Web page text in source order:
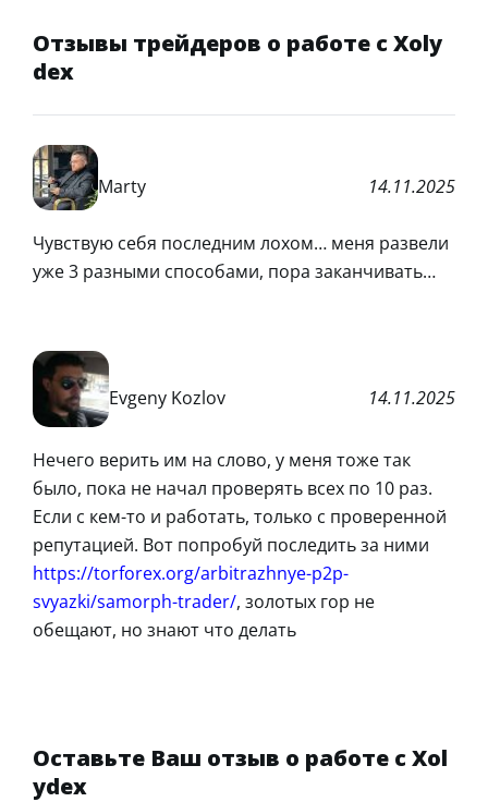
Отзывы трейдеров о работе с Xoly
dex
Marty 14.11.2025
Чувствую себя последним лохом… меня развели
уже 3 разными способами, пора заканчивать…
Evgeny Kozlov 14.11.2025
Нечего верить им на слово, у меня тоже так
было, пока не начал проверять всех по 10 раз.
Если с кем-то и работать, только с проверенной
репутацией. Вот попробуй последить за ними
https://torforex.org/arbitrazhnye-p2p-
svyazki/samorph-trader/, золотых гор не
обещают, но знают что делать
Оставьте Ваш отзыв о работе с Xol
ydex